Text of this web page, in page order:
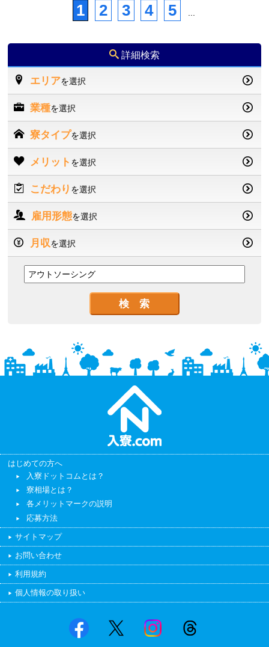
1 2 3 4 5
詳細検索
エリアを選択
業種を選択
寮タイプを選択
メリット を選択
こだわり を選択
雇用形態を選択
月収を選択
はじめての方へ
入寮ドットコムとは？
寮相場とは？
各メリットマークの説明
応募方法
サイトマップ
お問い合わせ
利用規約
個人情報の取り扱い